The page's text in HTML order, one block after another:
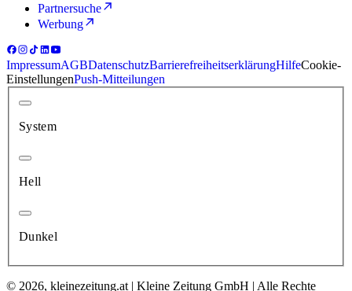
Partnersuche
Werbung
ImpressumAGBDatenschutzBarrierefreiheitserklärungHilfeCookie-
EinstellungenPush-Mitteilungen
System
Hell
Dunkel
© 2026, kleinezeitung.at | Kleine Zeitung GmbH | Alle Rechte